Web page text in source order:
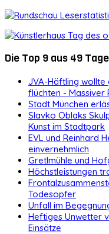
Die Top 9 aus 49
JVA-Häftling wollte
flüchten - Massiver
Stadt München
Slavko Oblaks
Kunst im Stadtpark
EVL und Reinhard
einvernehmlich
Gretlmühle und
Höchstleistungen
Todesopfer
Unfall im
Heftiges Unwetter
Einsätze